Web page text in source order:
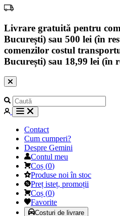
Livrare gratuită pentru
București) sau 500 lei (în
comenzilor costul
București) sau 18,99 lei (în
Contact
Cum cumperi?
Despre Gemini
Contul meu
Coș (0)
Produse noi în stoc
Preț isteț, promoții
Coș (0)
Favorite
Costuri de livrare